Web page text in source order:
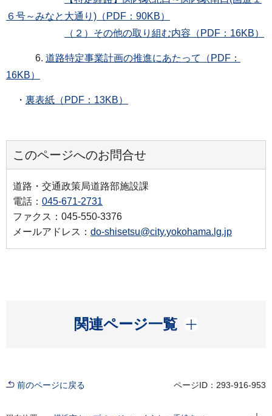
６号～みなと大通り)（PDF：90KB）
（２）その他の取り組む内容（PDF：16KB）
6. 道路特定事業計画の推進にあたって（PDF：
16KB）
・ 裏表紙（PDF：13KB）
このページへのお問合せ
道路・交通政策局道路部施設課
電話： 045-671-2731
ファクス：045-550-3376
メールアドレス： do-shisetsu@city.yokohama.lg.jp
関連ページ一覧
開く
前のページに戻る ページID：293-916-953
現在